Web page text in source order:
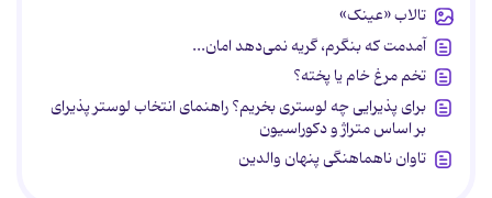
تالاب «عینک»
آمدمت که بنگرم، گریه نمی‌دهد امان...
تخم مرغ خام یا پخته؟
برای پذیرایی چه لوستری بخریم؟ راهنمای انتخاب لوستر پذیرای
بر اساس متراژ و دکوراسیون
تاوان ناهماهنگی پنهان والدین